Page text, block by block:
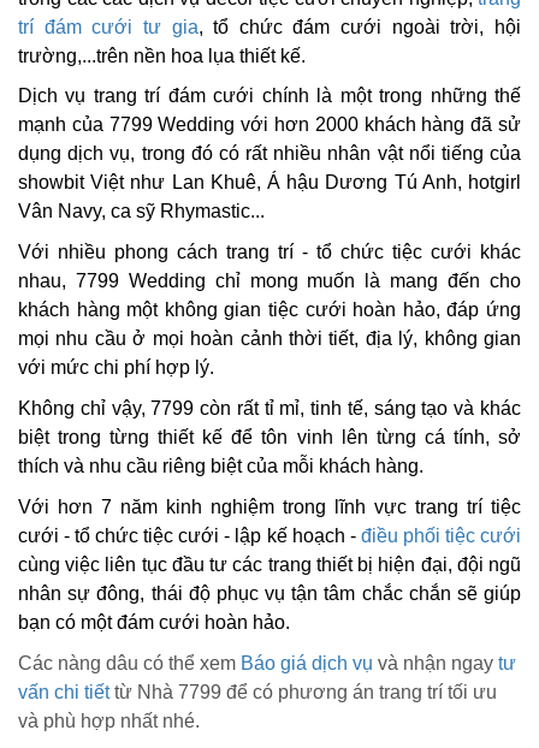
trí đám cưới tư gia, tổ chức đám cưới ngoài trời, hội
trường,...trên nền hoa lụa thiết kế.
Dịch vụ trang trí đám cưới chính là một trong những thế
mạnh của 7799 Wedding với hơn 2000 khách hàng đã sử
dụng dịch vụ, trong đó có rất nhiều nhân vật nổi tiếng của
showbit Việt như Lan Khuê, Á hậu Dương Tú Anh, hotgirl
Vân Navy, ca sỹ Rhymastic...
Với nhiều phong cách trang trí - tổ chức tiệc cưới khác
nhau, 7799 Wedding chỉ mong muốn là mang đến cho
khách hàng một không gian tiệc cưới hoàn hảo, đáp ứng
mọi nhu cầu ở mọi hoàn cảnh thời tiết, địa lý, không gian
với mức chi phí hợp lý.
Không chỉ vậy, 7799 còn rất tỉ mỉ, tinh tế, sáng tạo và khác
biệt trong từng thiết kế để tôn vinh lên từng cá tính, sở
thích và nhu cầu riêng biệt của mỗi khách hàng.
Với hơn 7 năm kinh nghiệm trong lĩnh vực trang trí tiệc
cưới - tổ chức tiệc cưới - lập kế hoạch - điều phối tiệc cưới
cùng việc liên tục đầu tư các trang thiết bị hiện đại, đội ngũ
nhân sự đông, thái độ phục vụ tận tâm chắc chắn sẽ giúp
bạn có một đám cưới hoàn hảo.
Các nàng dâu có thể xem Báo giá dịch vụ và nhận ngay tư
vấn chi tiếttừ Nhà 7799 để có phương án trang trí tối ưu
và phù hợp nhất nhé.